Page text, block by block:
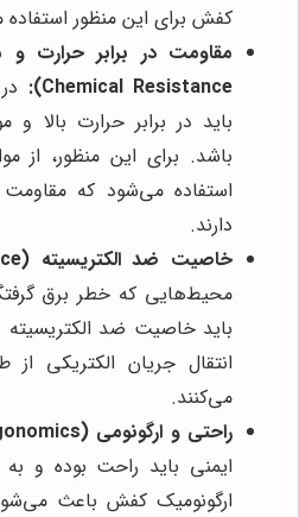
کفش برای این منظور
Chemical Resistance):
باید در برابر حرارت بالا و
باشد. برای این منظور،
استفاده می‌شود که مقاومت
دارند.
خاصیت ضد الکتریسیته (Electrical Resistance):
محیط‌هایی که خطر برق
باید خاصیت ضد
انتقال جریان الکتریکی
می‌کنند.
راحتی و ارگونومی (Comfort and Ergonomics):
ایمنی باید راحت بوده و
ارگونومیک کفش باعث